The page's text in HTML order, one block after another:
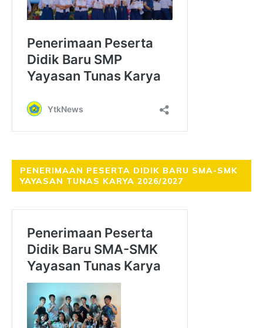
PENERIMAAN PESERTA DIDIK BARU SMA-SMK
YAYASAN TUNAS KARYA 2026/2027